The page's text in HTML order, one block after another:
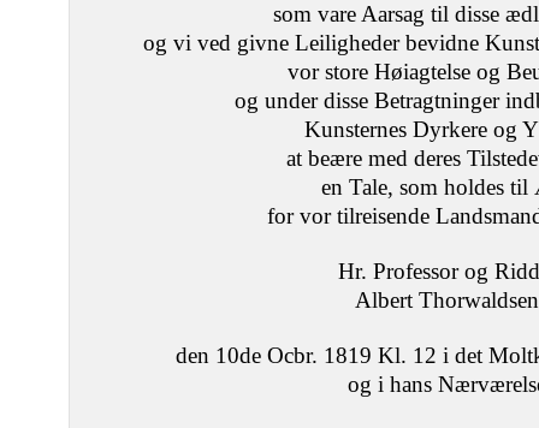
som vare Aarsag til disse
og vi ved givne Leiligheder bevidne
vor store Høiagtelse og
og under disse Betragtninger
Kunsternes Dyrkere og
at beære med deres
en Tale, som holdes
for vor tilreisende
Hr. Professor og
Albert
den 10de Ocbr. 1819 Kl. 12 i det
og i hans